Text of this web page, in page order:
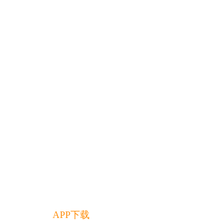
APP下载